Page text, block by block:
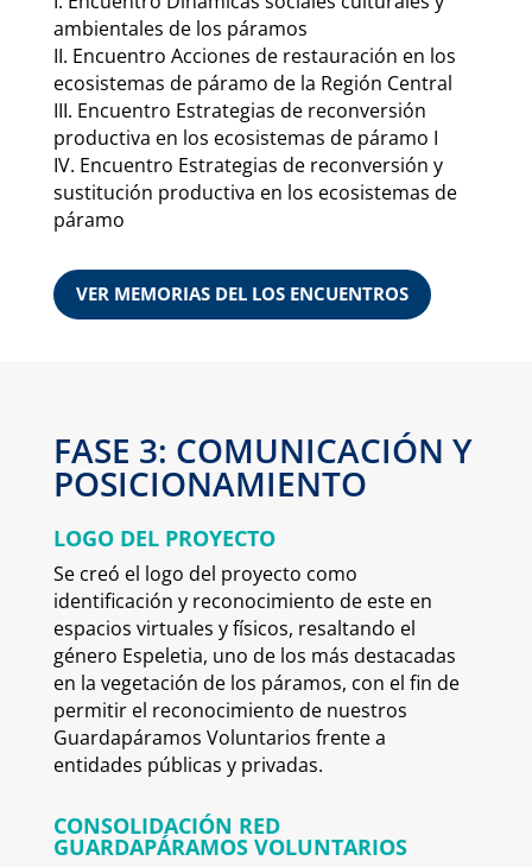
ambientales de los páramos
II. Encuentro Acciones de restauración en los
ecosistemas de páramo de la Región Central
III. Encuentro Estrategias de reconversión
productiva en los ecosistemas de páramo I
IV. Encuentro Estrategias de reconversión y
sustitución productiva en los ecosistemas de
páramo
VER MEMORIAS DEL LOS ENCUENTROS
FASE 3: COMUNICACIÓN Y
POSICIONAMIENTO
LOGO DEL PROYECTO
Se creó el logo del proyecto como
identificación y reconocimiento de este en
espacios virtuales y físicos, resaltando el
género Espeletia, uno de los más destacadas
en la vegetación de los páramos, con el fin de
permitir el reconocimiento de nuestros
Guardapáramos Voluntarios frente a
entidades públicas y privadas.
CONSOLIDACIÓN RED
GUARDAPÁRAMOS VOLUNTARIOS